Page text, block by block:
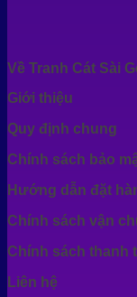
Về Tranh Cát Sài
Giới thiệu
Quy định chung
Chính sách bảo
Hướng dẫn đặt
Chính sách vận
Chính sách thanh
Liên hệ